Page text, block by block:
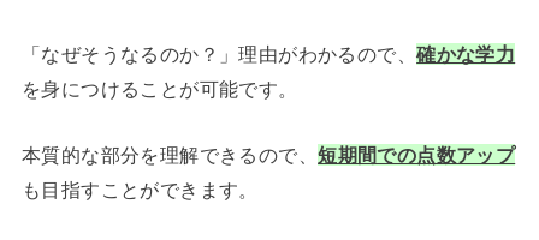
「なぜそうなるのか？」理由がわかるので、確かな学力
を身につけることが可能です。
本質的な部分を理解できるので、短期間での点数アップ
も目指すことができます。